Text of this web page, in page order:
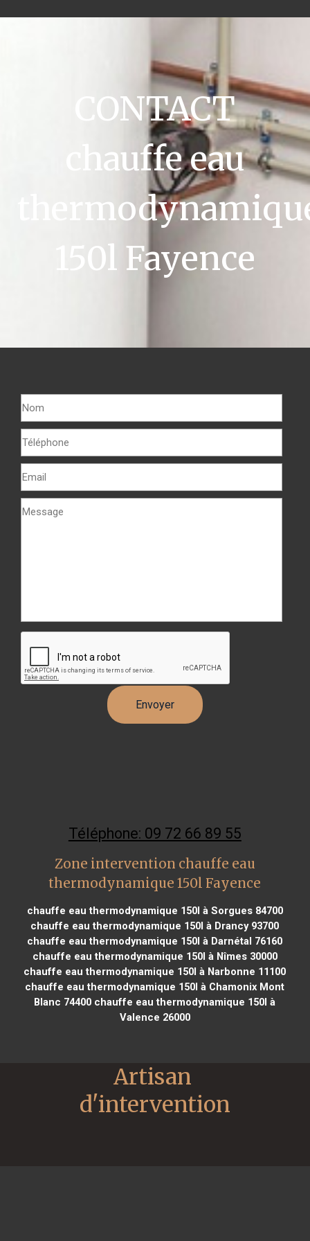
CONTACT
chauffe eau
150l Fayence
Téléphone: 09 72 66 89 55
Zone intervention chauffe eau
thermodynamique 150l Fayence
chauffe eau thermodynamique 150l à Sorgues 84700
chauffe eau thermodynamique 150l à Drancy 93700
chauffe eau thermodynamique 150l à Darnétal 76160
chauffe eau thermodynamique 150l à Nîmes 30000
chauffe eau thermodynamique 150l à Narbonne 11100
chauffe eau thermodynamique 150l à Chamonix Mont
Blanc 74400 chauffe eau thermodynamique 150l à
Valence 26000
Artisan
d'intervention